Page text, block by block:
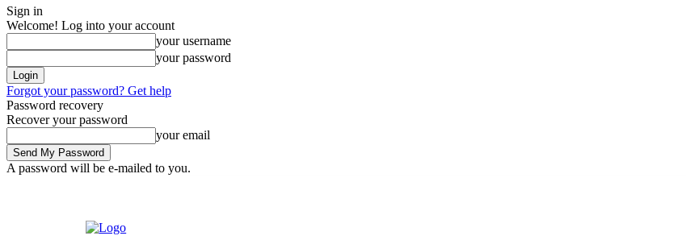
Sign in
Welcome! Log into your account
your username
your password
Forgot your password? Get help
Password recovery
Recover your password
your email
A password will be e-mailed to you.